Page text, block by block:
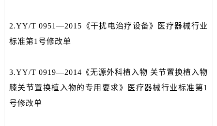
2.YY/T 0951—2015《干扰电治疗设备》医疗器械行业
标准第1号修改单
3.YY/T 0919—2014《无源外科植入物 关节置换植入物
膝关节置换植入物的专用要求》医疗器械行业标准第1
号修改单